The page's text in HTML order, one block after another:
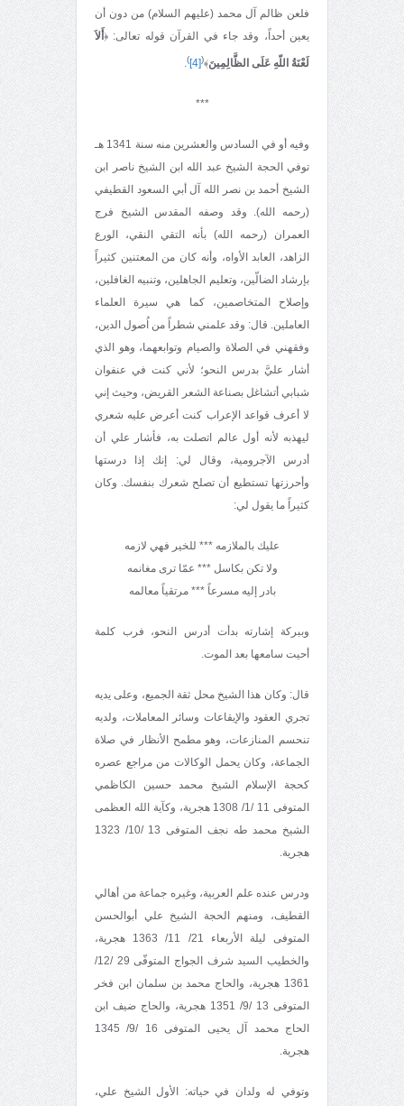
فلعن ظالم آل محمد (عليهم السلام) من دون أن
يعين أحداً، وقد جاء في القرآن قوله تعالى: ﴿أَلاَ
لَعْنَةُ اللّهِ عَلَى الظَّالِمِينَ﴾(
[4]
)
.
***
وفيه أو في السادس والعشرين منه سنة 1341 هـ
توفي الحجة الشيخ عبد الله ابن الشيخ ناصر ابن
الشيخ أحمد بن نصر الله آل أبي السعود القطيفي
(رحمه الله). وقد وصفه المقدس الشيخ فرج
العمران (رحمه الله) بأنه التقي النقي، الورع
الزاهد، العابد الأواه، وأنه كان من المعتنين كثيراً
بإرشاد الضالّين، وتعليم الجاهلين، وتنبيه الغافلين،
وإصلاح المتخاصمين، كما هي سيرة العلماء
العاملين. قال: وقد علمني شطراً من اُصول الدين،
وفقهني في الصلاة والصيام وتوابعهما، وهو الذي
أشار عليَّ بدرس النحو؛ لأني كنت في عنفوان
شبابي أتشاغل بصناعة الشعر القريض، وحيث إني
لا أعرف قواعد الإعراب كنت أعرض عليه شعري
ليهذبه لأنه أول عالم اتصلت به، فأشار علي أن
أدرس الآجرومية، وقال لي: إنك إذا درستها
وأحرزتها تستطيع أن تصلح شعرك بنفسك. وكان
كثيراً ما يقول لي:
عليك بالملازمه *** للخير فهي لازمه
ولا تكن بكاسل *** عمّا ترى مغانمه
بادر إليه مسرعاً *** مرتقياً معالمه
وببركة إشارته بدأت أدرس النحو، فرب كلمة
أحيت سامعها بعد الموت.
قال: وكان هذا الشيخ محل ثقة الجميع، وعلى يديه
تجري العقود والإيقاعات وسائر المعاملات، ولديه
تنحسم المنازعات، وهو مطمح الأنظار في صلاة
الجماعة، وكان يحمل الوكالات من مراجع عصره
كحجة الإسلام الشيخ محمد حسين الكاظمي
المتوفى 11 /1/ 1308 هجرية، وكآية الله العظمى
الشيخ محمد طه نجف المتوفى 13 /10/ 1323
هجرية.
ودرس عنده علم العربية، وغيره جماعة من أهالي
القطيف، ومنهم الحجة الشيخ علي أبوالحسن
المتوفى ليلة الأربعاء 21/ 11/ 1363 هجرية،
والخطيب السيد شرف الجواج المتوفّى 29 /12/
1361 هجرية، والحاج محمد بن سلمان ابن فخر
المتوفى 13 /9/ 1351 هجرية، والحاج ضيف ابن
الحاج محمد آل يحيى المتوفى 16 /9/ 1345
هجرية.
وتوفي له ولدان في حياته: الأول الشيخ علي،